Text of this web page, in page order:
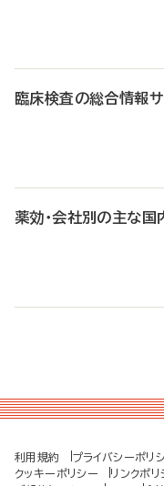
臨床検査の総合情報サ
薬効・会社別の主な国
利用規約 プライバシーポリ
クッキーポリシー
リンクポリ